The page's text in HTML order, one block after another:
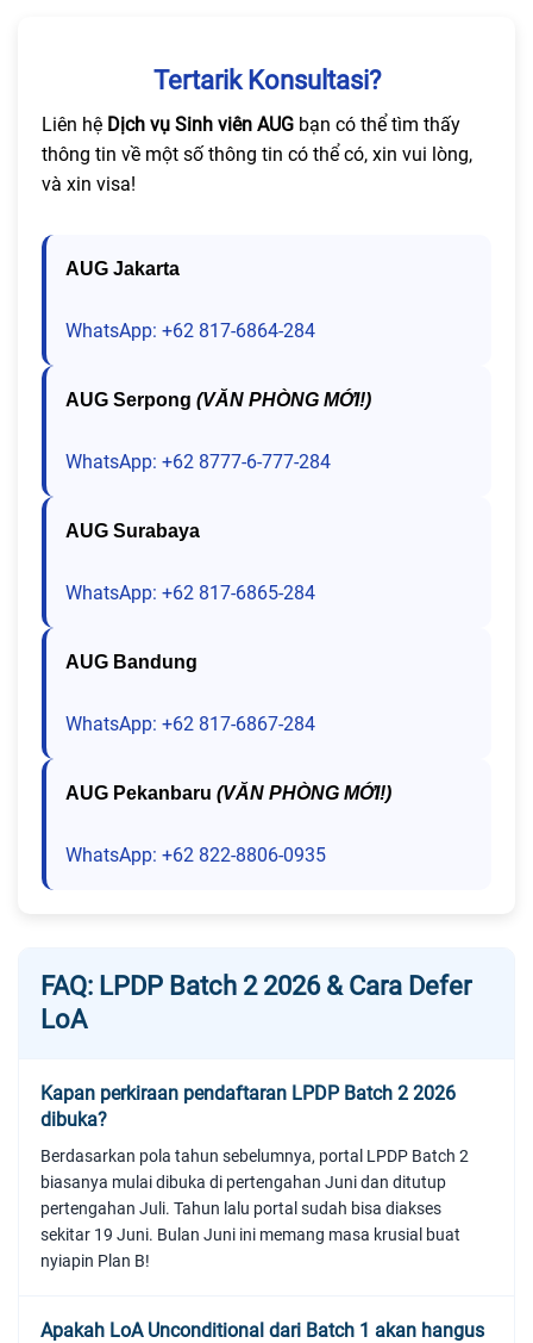
Tertarik Konsultasi?
Liên hệ Dịch vụ Sinh viên AUG bạn có thể tìm thấy
thông tin về một số thông tin có thể có, xin vui lòng,
và xin visa!
AUG Jakarta
WhatsApp: +62 817-6864-284
AUG Serpong (VĂN PHÒNG MỚI!)
WhatsApp: +62 8777-6-777-284
AUG Surabaya
WhatsApp: +62 817-6865-284
AUG Bandung
WhatsApp: +62 817-6867-284
AUG Pekanbaru (VĂN PHÒNG MỚI!)
WhatsApp: +62 822-8806-0935
FAQ: LPDP Batch 2 2026 & Cara Defer
LoA
Kapan perkiraan pendaftaran LPDP Batch 2 2026
dibuka?
Berdasarkan pola tahun sebelumnya, portal LPDP Batch 2
biasanya mulai dibuka di pertengahan Juni dan ditutup
pertengahan Juli. Tahun lalu portal sudah bisa diakses
sekitar 19 Juni. Bulan Juni ini memang masa krusial buat
nyiapin Plan B!
Apakah LoA Unconditional dari Batch 1 akan hangus